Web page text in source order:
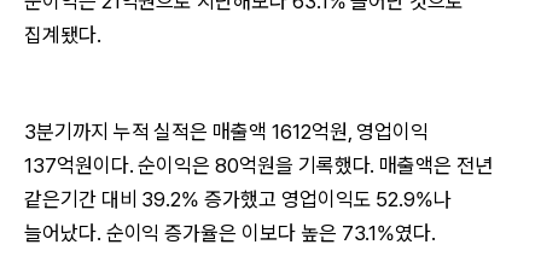
집계됐다.
3분기까지 누적 실적은 매출액 1612억원, 영업이익
137억원이다. 순이익은 80억원을 기록했다. 매출액은 전년
같은기간 대비 39.2% 증가했고 영업이익도 52.9%나
늘어났다. 순이익 증가율은 이보다 높은 73.1%였다.